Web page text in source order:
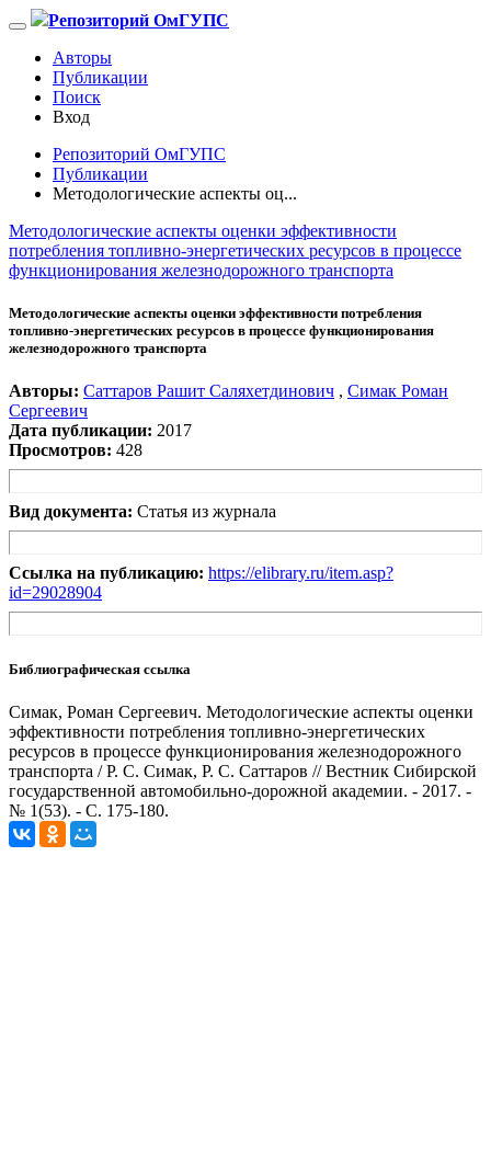
Репозиторий ОмГУПС
Авторы
Публикации
Поиск
Вход
Репозиторий ОмГУПС
Публикации
Методологические аспекты оц...
Методологические аспекты оценки эффективности
потребления топливно-энергетических ресурсов в процессе
функционирования железнодорожного транспорта
Методологические аспекты оценки эффективности потребления
топливно-энергетических ресурсов в процессе функционирования
железнодорожного транспорта
Авторы: Саттаров Рашит Саляхетдинович , Симак Роман
Сергеевич
Дата публикации: 2017
Просмотров: 428
Вид документа: Статья из журнала
Ссылка на публикацию: https://elibrary.ru/item.asp?
id=29028904
Библиографическая ссылка
Симак, Роман Сергеевич. Методологические аспекты оценки
эффективности потребления топливно-энергетических
ресурсов в процессе функционирования железнодорожного
транспорта / Р. С. Симак, Р. С. Саттаров // Вестник Сибирской
государственной автомобильно-дорожной академии. - 2017. -
№ 1(53). - С. 175-180.